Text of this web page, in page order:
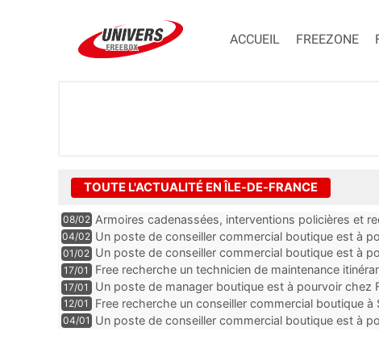
ACCUEIL FREEZONE
TOUTE L'ACTUALITÉ EN ÎLE-DE-FRANCE
08/02 Armoires cadenassées, interventions policières et
de la fibre ne peuvent plus durer
04/02 Un poste de conseiller commercial boutique est à
département du Val-de-Marne
01/02 Un poste de conseiller commercial boutique est à
département du Val-de-Marne
17/01 Free recherche un technicien de maintenance
17/01
Un poste de manager boutique est à pourvoir chez
Seine-Saint-Denis
12/01
Free recherche un conseiller commercial boutique
et-Marne
04/01 Un poste de conseiller commercial boutique est à